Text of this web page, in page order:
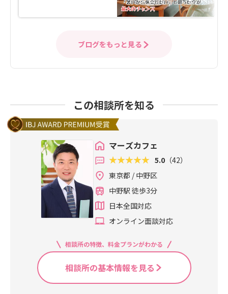
ブログをもっと見る
この相談所を知る
マーズカフェ
5.0 （42）
東京都 / 中野区
中野駅 徒歩3分
日本全国対応
オンライン面談対応
相談所の特徴、料金プランがわかる
相談所の基本情報を見る